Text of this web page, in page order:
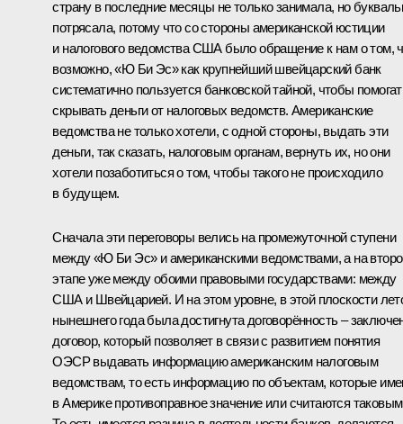
страну в последние месяцы не только занимала, но
потрясала, потому что со стороны американской юстиции
и налогового ведомства США было обращение к нам о том,
возможно, «Ю Би Эс» как крупнейший швейцарский банк
систематично пользуется банковской тайной, чтобы
скрывать деньги от налоговых ведомств. Американские
ведомства не только хотели, с одной стороны, выдать эти
деньги, так сказать, налоговым органам, вернуть их, но они
хотели позаботиться о том, чтобы такого не происходило
в будущем.
Сначала эти переговоры велись на промежуточной ступени
между «Ю Би Эс» и американскими ведомствами, а на
этапе уже между обоими правовыми государствами: между
США и Швейцарией. И на этом уровне, в этой плоскости
нынешнего года была достигнута договорённость –
договор, который позволяет в связи с развитием понятия
ОЭСР выдавать информацию американским налоговым
ведомствам, то есть информацию по объектам, которые
в Америке противоправное значение или считаются